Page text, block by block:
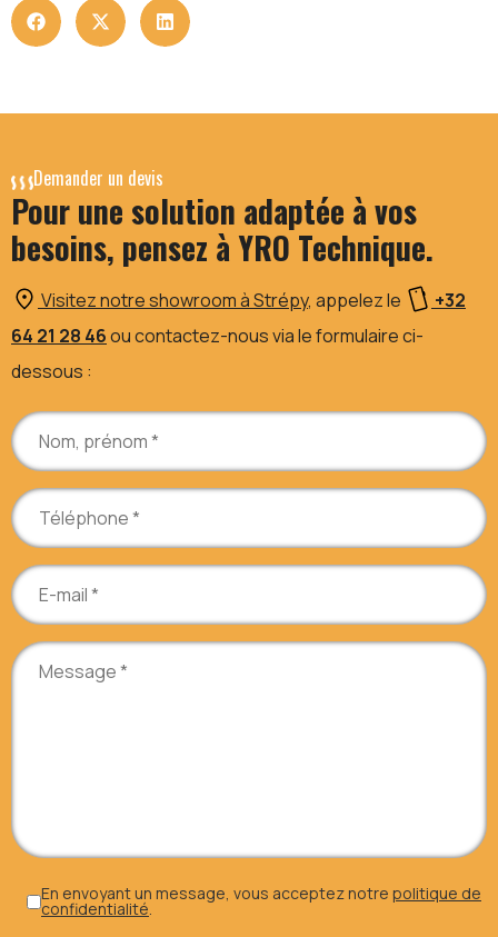
Demander un devis
Pour une solution adaptée à vos
besoins, pensez à YRO Technique.
Visitez notre showroom à Strépy, appelez le
+32
64 21 28 46ou contactez-nous via le formulaire ci-
dessous :
En envoyant un message, vous acceptez notre politique de
confidentialité.